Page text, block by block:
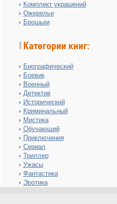
Комплект украшений
Ожерелье
Брошьки
Биографический
Боевик
Военный
Детектив
Исторический
Криминальный
Мистика
Обучающий
Приключения
Сериал
Триллер
Ужасы
Фантастика
Эротика